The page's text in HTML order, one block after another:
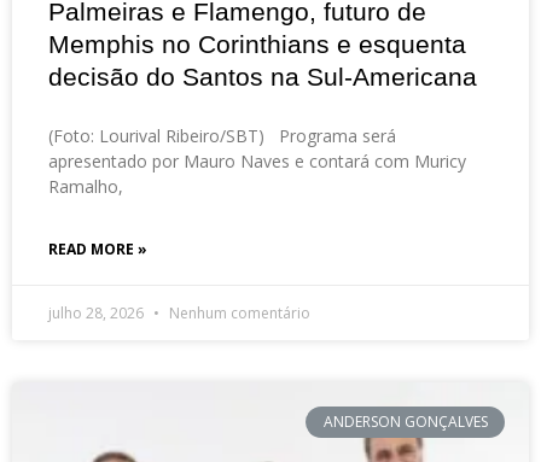
Palmeiras e Flamengo, futuro de
Memphis no Corinthians e esquenta
decisão do Santos na Sul-Americana
(Foto: Lourival Ribeiro/SBT) Programa será
apresentado por Mauro Naves e contará com Muricy
Ramalho,
READ MORE »
julho 28, 2026 Nenhum comentário
ANDERSON GONÇALVES